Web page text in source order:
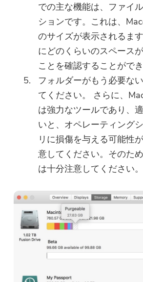
での主な機能は、ファイ
ションです。これは、
のサイズが表示されるま
にどのくらいのスペース
ことを確認することができ
フォルダーがもう必要な
てください。 さらに、
は強力なツールであり、
いと、オペレーティング
リに損傷を与える可能性
意してください。そのた
は十分注意してください。